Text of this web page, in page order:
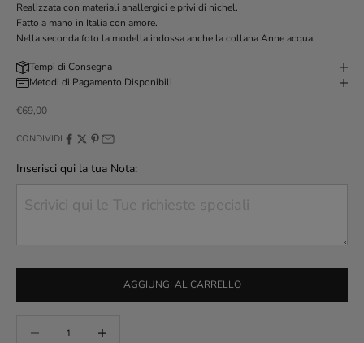
Realizzata con materiali anallergici e privi di nichel.
Fatto a mano in Italia con amore.
Nella seconda foto la modella indossa anche la collana Anne acqua.
Tempi di Consegna
Metodi di Pagamento Disponibili
Prezzo scontato
€69,00
CONDIVIDI
Inserisci qui la tua Nota:
AGGIUNGI AL CARRELLO